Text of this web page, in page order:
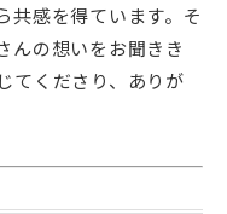
共感を得ています。そ
んの想いをお聞きき
てくださり、ありが